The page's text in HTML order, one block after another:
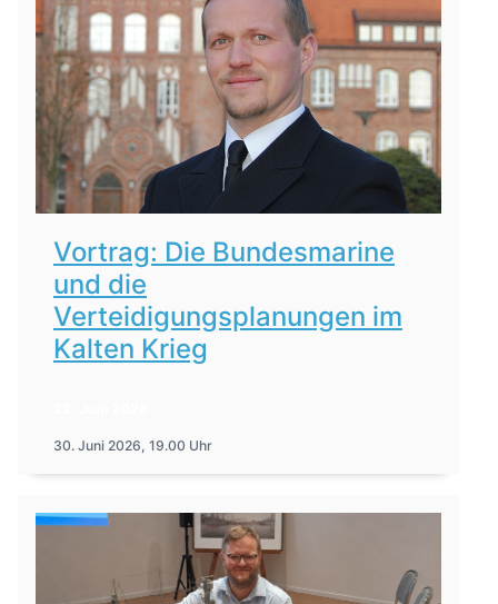
Vortrag: Die Bundesmarine
und die
Verteidigungsplanungen im
Kalten Krieg
30. Juni 2026, 19.00 Uhr